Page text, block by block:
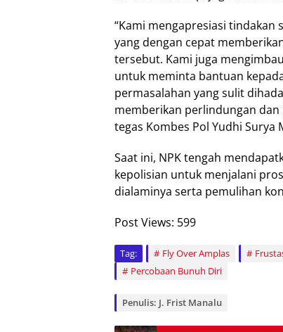
“Kami mengapresiasi tindakan
yang dengan cepat
tersebut. Kami juga
untuk meminta bantuan
permasalahan yang sulit
memberikan perlindungan dan
tegas Kombes Pol Yudhi Surya
Saat ini, NPK tengah
kepolisian untuk menjalani
dialaminya serta pemulihan
Post Views: 599
Tag: Fly Over Amplas
Percobaan Bunuh Diri
Penulis: J. Frist Manalu